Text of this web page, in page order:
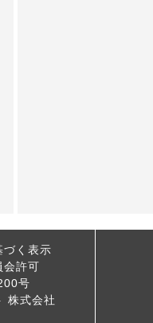
づく表示
会許可
号
株式会社